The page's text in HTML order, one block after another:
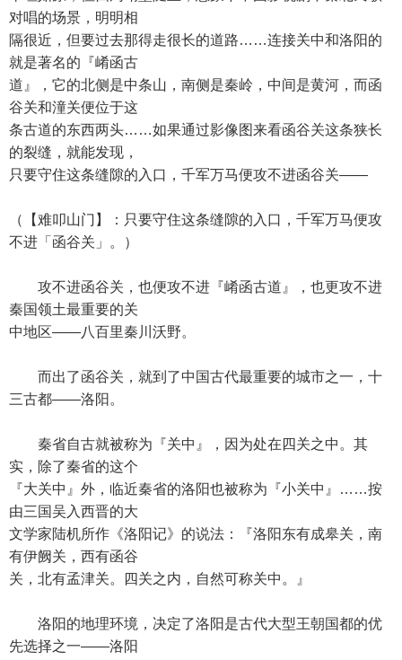
对唱的场景，明明相
隔很近，但要过去那得走很长的道路……连接关中和洛阳的
就是著名的『崤函古
道』，它的北侧是中条山，南侧是秦岭，中间是黄河，而函
谷关和潼关便位于这
条古道的东西两头……如果通过影像图来看函谷关这条狭长
的裂缝，就能发现，
只要守住这条缝隙的入口，千军万马便攻不进函谷关——
（【难叩山门】：只要守住这条缝隙的入口，千军万马便攻
不进「函谷关」。）
攻不进函谷关，也便攻不进『崤函古道』，也更攻不进
秦国领土最重要的关
中地区——八百里秦川沃野。
而出了函谷关，就到了中国古代最重要的城市之一，十
三古都——洛阳。
秦省自古就被称为『关中』，因为处在四关之中。其
实，除了秦省的这个
『大关中』外，临近秦省的洛阳也被称为『小关中』……按
由三国吴入西晋的大
文学家陆机所作《洛阳记》的说法：『洛阳东有成皋关，南
有伊阙关，西有函谷
关，北有孟津关。四关之内，自然可称关中。』
洛阳的地理环境，决定了洛阳是古代大型王朝国都的优
先选择之一——洛阳